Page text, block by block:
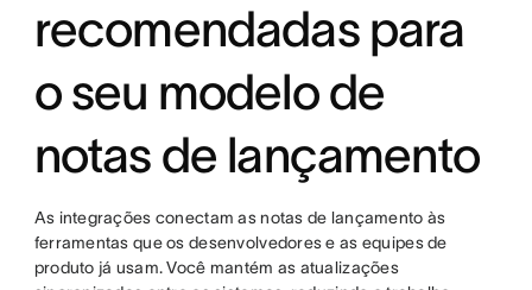
recomendadas para
o seu modelo de
notas de lançamento
As integrações conectam as notas de lançamento às
ferramentas que os desenvolvedores e as equipes de
produto já usam. Você mantém as atualizações